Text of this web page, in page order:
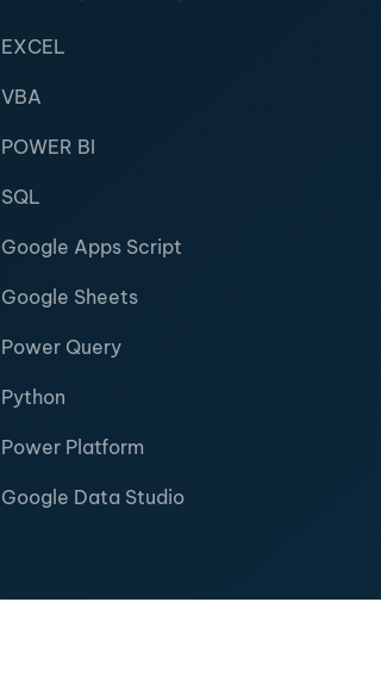
EXCEL
VBA
POWER BI
SQL
Google Apps Script
Google Sheets
Power Query
Python
Power Platform
Google Data Studio